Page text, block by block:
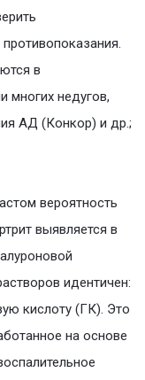
в
многих недугов,
АД (Конкор) и др.;
вероятность
выявляется в
идентичен:
кислоту (ГК). Это
на основе